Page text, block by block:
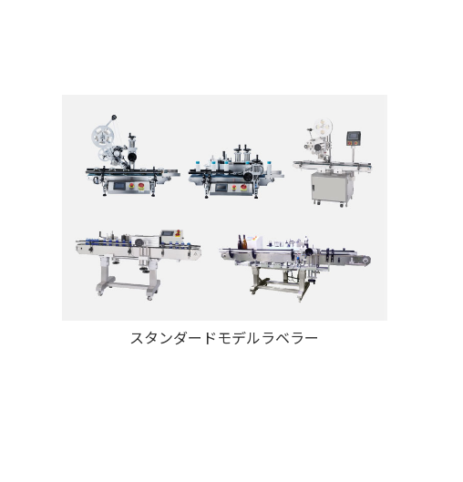
スタンダードモデルラベラー